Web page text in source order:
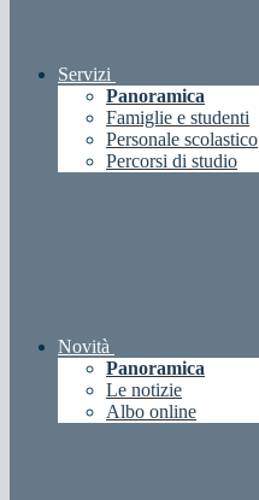
Servizi
Panoramica
Famiglie e studenti
Personale scolastico
Percorsi di studio
Novità
Panoramica
Le notizie
Albo online